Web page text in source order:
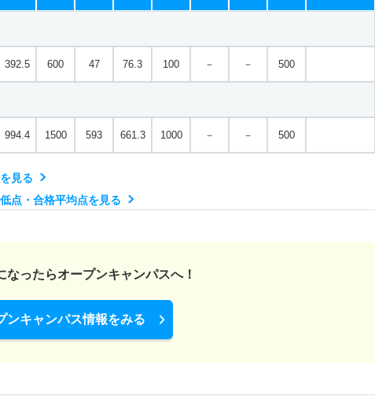
392.5 600 47 76.3 100 － － 500
994.4 1500 593 661.3 1000 － － 500
見る
点・合格平均点を見る
なったらオープンキャンパスへ！
ンキャンパス情報をみる